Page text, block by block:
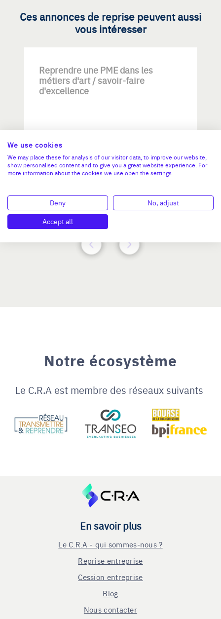
Ces annonces de reprise peuvent aussi
vous intéresser
Reprendre une PME dans les
métiers d'art / savoir-faire
d'excellence
Investissement max:
>2 M€ et <= 5 M€
N°47264
Notre écosystème
Le C.R.A est membre des réseaux suivants
En savoir plus
Le C.R.A - qui sommes-nous ?
Reprise entreprise
Cession entreprise
Blog
Nous contacter
We use cookies
We may place these for analysis of our visitor data, to improve our website,
show personalised content and to give you a great website experience. For
more information about the cookies we use open the settings.
Deny
No, adjust
Accept all